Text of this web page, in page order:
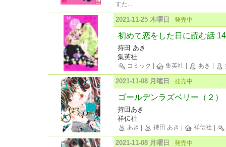
すた...
2021-11-25 木曜日 発売中
初めて恋をした日に読む話 14
持田 あき
集英社
コミック 集英社 あき
2021-11-08 月曜日 発売中
ゴールデンラズベリー（２
持田あき
祥伝社
あき 持田 あき 祥伝社
2021-11-08 月曜日 発売中